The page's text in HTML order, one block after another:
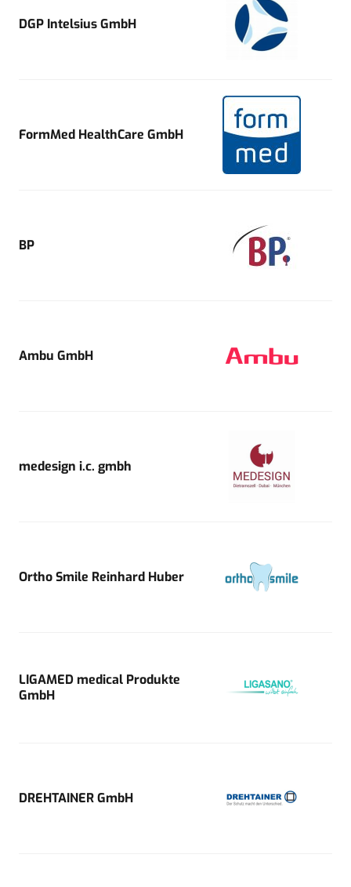
DGP Intelsius GmbH
FormMed HealthCare GmbH
BP
Ambu GmbH
medesign i.c. gmbh
Ortho Smile Reinhard Huber
LIGAMED medical Produkte
GmbH
DREHTAINER GmbH